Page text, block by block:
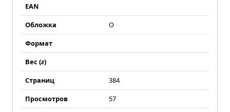
EAN
Обложка
О
Формат
Вес (г)
Страниц
384
Просмотров
57